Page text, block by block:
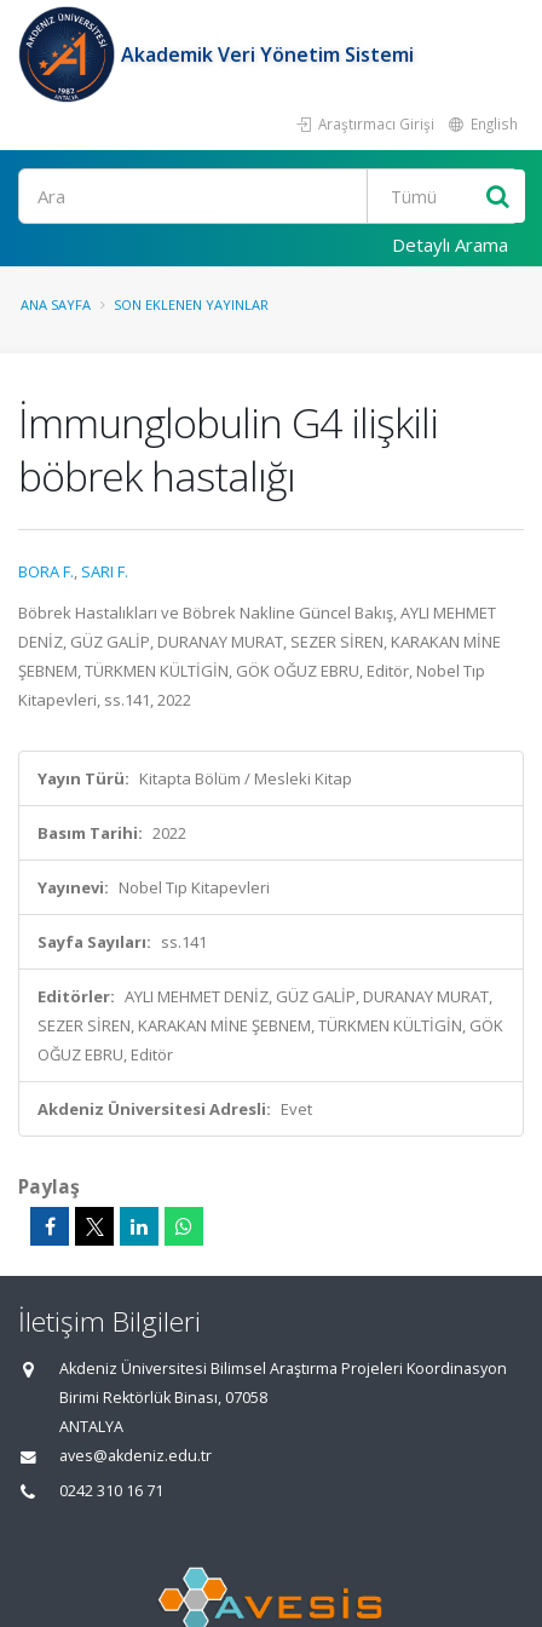
Akademik Veri Yönetim Sistemi
Araştırmacı Girişi English
Ara
Detaylı Arama
ANA SAYFA SON EKLENEN YAYINLAR
İmmunglobulin G4 ilişkili
böbrek hastalığı
BORA F., SARI F.
Böbrek Hastalıkları ve Böbrek Nakline Güncel Bakış, AYLI MEHMET
DENİZ, GÜZ GALİP, DURANAY MURAT, SEZER SİREN, KARAKAN MİNE
ŞEBNEM, TÜRKMEN KÜLTİGİN, GÖK OĞUZ EBRU, Editör, Nobel Tıp
Kitapevleri, ss.141, 2022
Yayın Türü: Kitapta Bölüm / Mesleki Kitap
Basım Tarihi: 2022
Yayınevi: Nobel Tıp Kitapevleri
Sayfa Sayıları: ss.141
Editörler: AYLI MEHMET DENİZ, GÜZ GALİP, DURANAY MURAT,
SEZER SİREN, KARAKAN MİNE ŞEBNEM, TÜRKMEN KÜLTİGİN, GÖK
OĞUZ EBRU, Editör
Akdeniz Üniversitesi Adresli: Evet
Paylaş
İletişim Bilgileri
Akdeniz Üniversitesi Bilimsel Araştırma Projeleri Koordinasyon
Birimi Rektörlük Binası, 07058
ANTALYA
aves@akdeniz.edu.tr
0242 310 16 71